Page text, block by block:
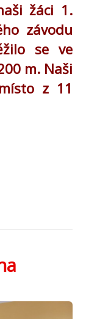
žáci 1.
závodu
se ve
m. Naši
z 11